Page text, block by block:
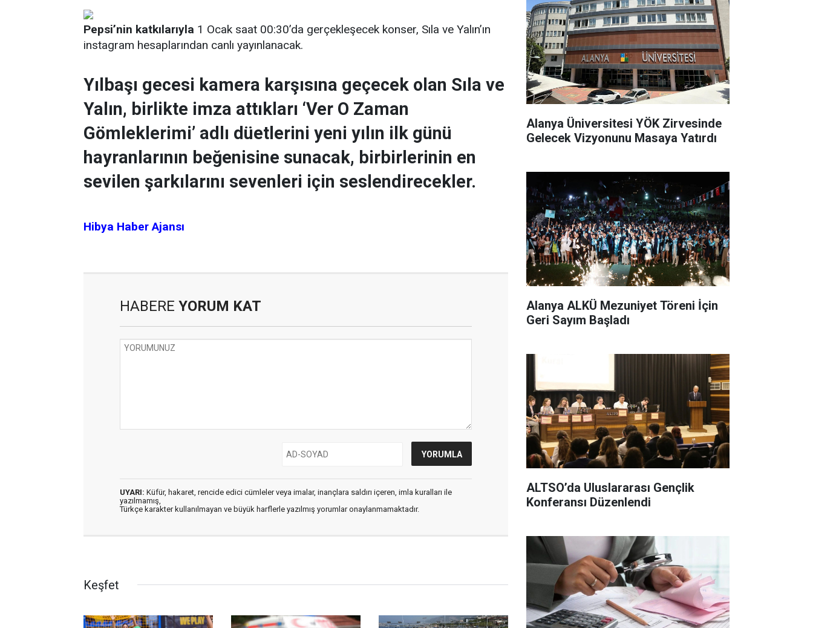
Pepsi’nin katkılarıyla 1 Ocak saat 00:30’da gerçekleşecek konser, Sıla ve Yalın’ın
instagram hesaplarından canlı yayınlanacak.
Yılbaşı gecesi kamera karşısına geçecek olan Sıla ve
Yalın, birlikte imza attıkları ‘Ver O Zaman
Gömleklerimi’ adlı düetlerini yeni yılın ilk günü
hayranlarının beğenisine sunacak, birbirlerinin en
sevilen şarkılarını sevenleri için seslendirecekler.
Hibya Haber Ajansı
HABERE YORUM KAT
UYARI: Küfür, hakaret, rencide edici cümleler veya imalar, inançlara saldırı içeren, imla kuralları ile
yazılmamış,
Türkçe karakter kullanılmayan ve büyük harflerle yazılmış yorumlar onaylanmamaktadır.
Keşfet
Alanya Üniversitesi YÖK Zirvesinde
Gelecek Vizyonunu Masaya Yatırdı
Alanya ALKÜ Mezuniyet Töreni İçin
Geri Sayım Başladı
ALTSO’da Uluslararası Gençlik
Konferansı Düzenlendi